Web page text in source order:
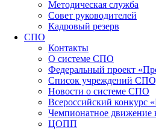
Методическая служба
Совет руководителей
Кадровый резерв
СПО
Контакты
О системе СПО
Федеральный проект
Список учреждений
Новости о системе СПО
Всероссийский конкурс
Чемпионатное движение
ЦОПП